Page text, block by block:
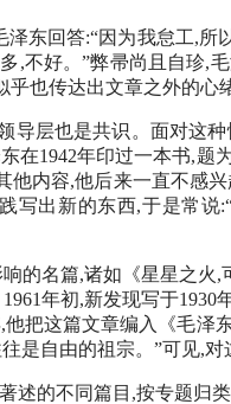
东回答:“因为我怠工,
不好。”弊帚尚且自珍,
也传达出文章之外的心
层也是共识。面对这
1942年印过一本书,
内容,他后来一直不感
出新的东西,于是常
的名篇,诸如《星星之
年初,新发现写于
把这篇文章编入《毛
自由的祖宗。”可见,
的不同篇目,按专题归